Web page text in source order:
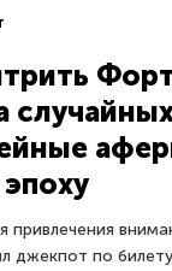
привлечения
джекпот по